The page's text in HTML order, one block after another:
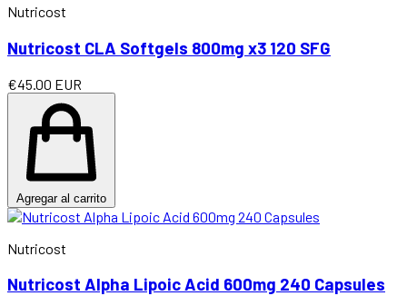
Nutricost
Nutricost CLA Softgels 800mg x3 120 SFG
€45.00 EUR
Agregar al carrito
Nutricost
Nutricost Alpha Lipoic Acid 600mg 240 Capsules